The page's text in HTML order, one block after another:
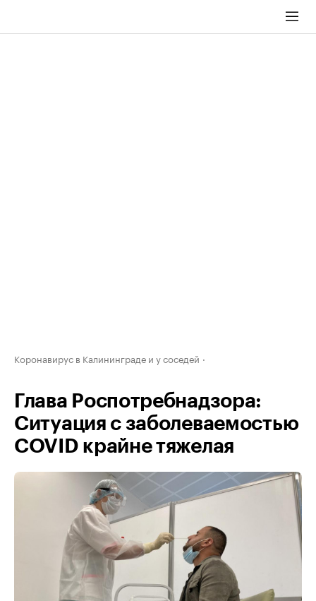
Коронавирус в Калининграде и у соседей
Глава Роспотребнадзора:
Ситуация с заболеваемостью
COVID крайне тяжелая